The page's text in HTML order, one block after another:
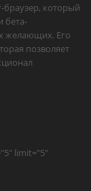
браузер, который
бета-
желающих. Его
позволяет
limit="5"